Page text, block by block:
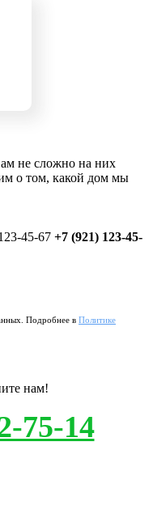
не сложно на них
о том, какой дом мы
45-67 +7 (921) 123-45-
Подробнее в Политике
нам!
75-14